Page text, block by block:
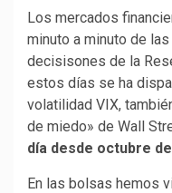
Los mercados
minuto a minuto de
decisisones de la
estos días se ha
volatilidad VIX,
de miedo» de Wall
día desde octubre
En las bolsas hemos